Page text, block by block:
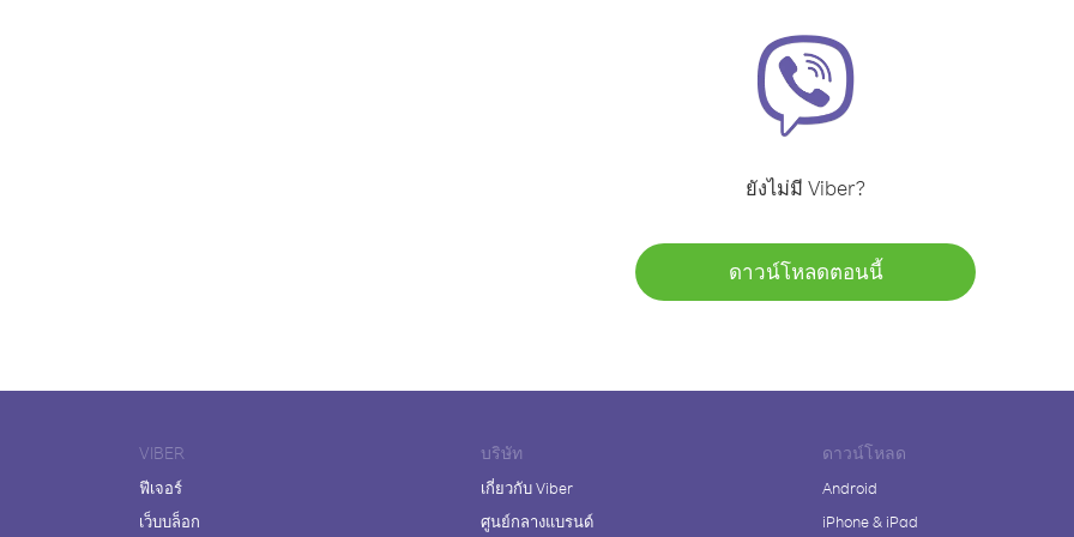
ยังไม่มี Viber?
ดาวน์โหลดตอนนี้
VIBER
ฟีเจอร์
เว็บบล็อก
บริษัท
เกี่ยวกับ Viber
ศูนย์กลางแบรนด์
ดาวน์โหลด
Android
iPhone & iPad